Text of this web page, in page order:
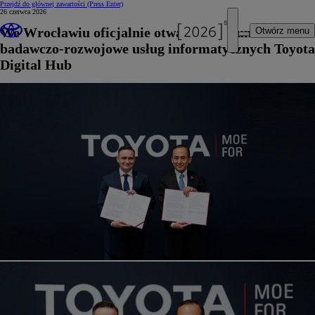
Przejdź do głównej zawartości (Press Enter)
Otwórz menu
26 czerwca 2026
We Wrocławiu oficjalnie otwarto centrum
badawczo-rozwojowe usług informatycznych Toyota
Digital Hub